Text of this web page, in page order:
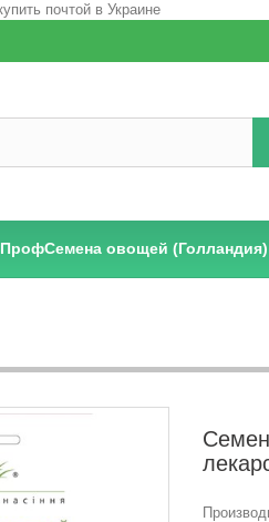
ПрофСемена овощей (Голландия)